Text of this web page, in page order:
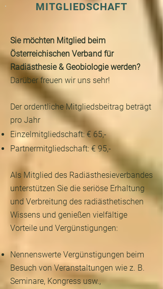
Sie möchten Mitglied beim
Österreichischen Verband für
Radiästhesie & Geobiologie werden?
Darüber freuen wir uns sehr!
Der ordentliche Mitgliedsbeitrag beträgt
pro Jahr
Einzelmitgliedschaft: € 65,-
Partnermitgliedschaft: € 95,-
Als Mitglied des Radiästhesieverbandes
unterstützen Sie die seriöse Erhaltung
und Verbreitung des radiästhetischen
Wissens und genießen vielfältige
Vorteile und Vergünstigungen:
Nennenswerte Vergünstigungen beim
Besuch von Veranstaltungen wie z. B.
Seminare, Kongress usw.,
MITGLIEDSCHAFT